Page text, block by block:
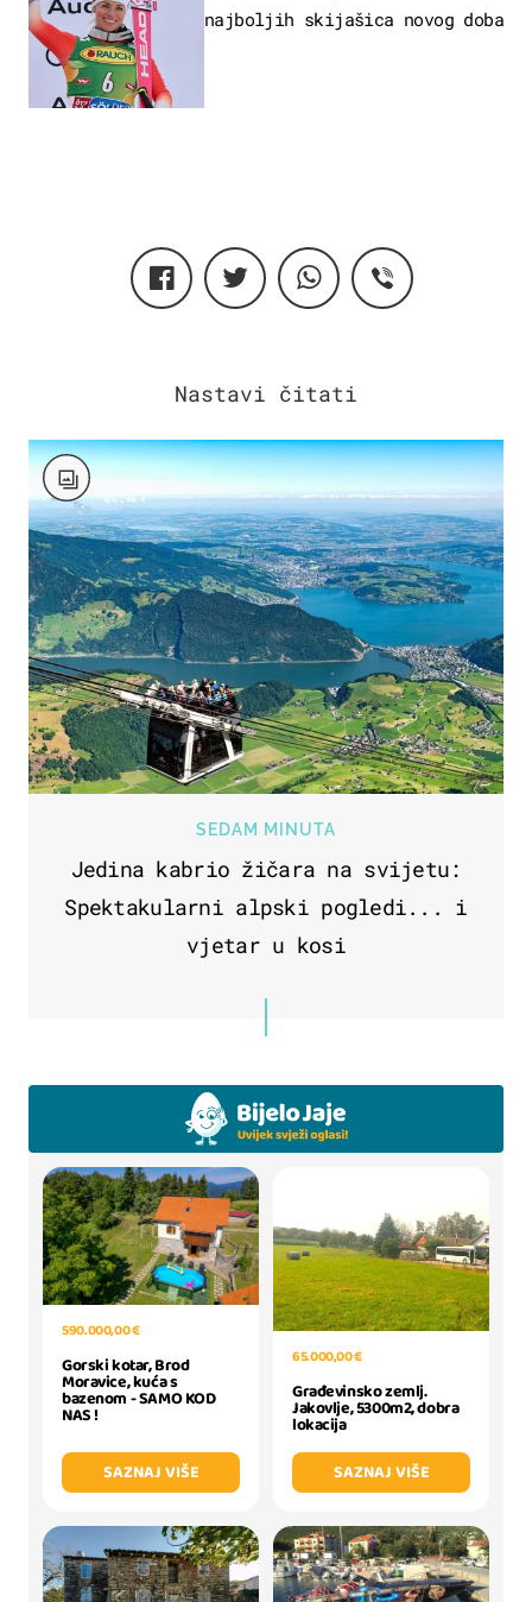
najboljih skijašica novog doba
SEDAM MINUTA
Jedina kabrio žičara na svijetu:
Spektakularni alpski pogledi... i
vjetar u kosi
590.000,00 €
Gorski kotar, Brod
Moravice, kuća s
bazenom - SAMO KOD
NAS !
SAZNAJ VIŠE
65.000,00 €
Građevinsko zemlj.
Jakovlje, 5300m2, dobra
lokacija
SAZNAJ VIŠE